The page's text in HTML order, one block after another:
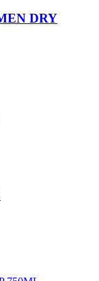
DRY